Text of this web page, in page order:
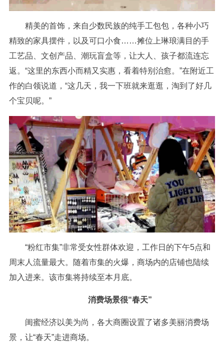
精美的首饰，来自少数民族的纯手工包包，各种小巧
精致的家具摆件，以及可口小食……摊位上琳琅满目的手
工艺品、文创产品、潮玩盲盒等，让大人、孩子都流连忘
返。“这里的东西小而精又实惠，看着特别治愈。”在附近工
作的白领说道，“这几天，我一下班就来逛逛，淘到了好几
个宝贝呢。”
“粉红市集”非常受女性群体欢迎，工作日的下午5点和
周末人流量最大。随着市集的火爆，商场内的店铺也陆续
加入进来。该市集将持续至本月底。
消费场景很“春天”
闺蜜经济以美为尚，各大商圈设置了诸多美丽消费场
景，让“春天”走进商场。